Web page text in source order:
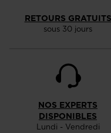
RETOURS GRATUITS
sous 30 jours
NOS EXPERTS
DISPONIBLES
Lundi - Vendredi